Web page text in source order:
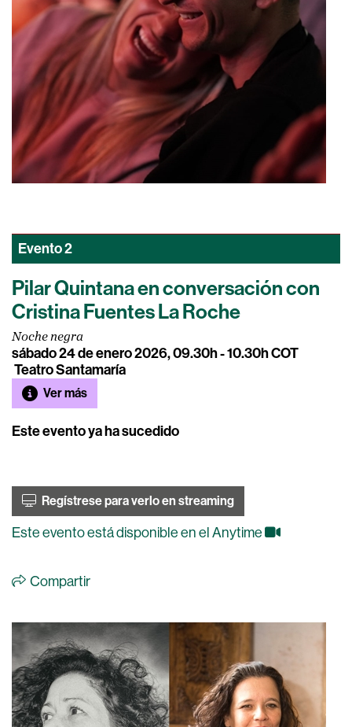
Evento2
Pilar Quintana en conversación con
Cristina Fuentes La Roche
Noche negra
sábado 24 de enero 2026, 09.30h - 10.30h COT
Teatro Santamaría
Ver más
Este evento ya ha sucedido
Regístrese para verlo en streaming
Este evento está disponible en el Anytime
Compartir